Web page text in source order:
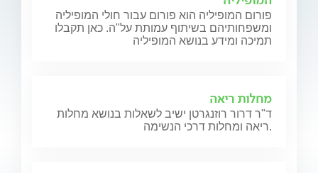
פורום המופיליה הוא פורום עבור חולי המופיליה
ומשפחותיהם בשיתוף עמותת על"ה. כאן תקבלו
תמיכה ומידע בנושא המופיליה
מחלות ריאה
ד"ר דרור רוזנגרטן ישיב לשאלות בנושא מחלות
ריאה ומחלות דרכי הנשימה.